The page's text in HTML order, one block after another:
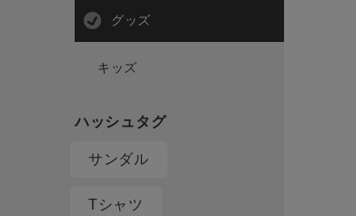
グッズ
キッズ
サンダル
Tシャツ